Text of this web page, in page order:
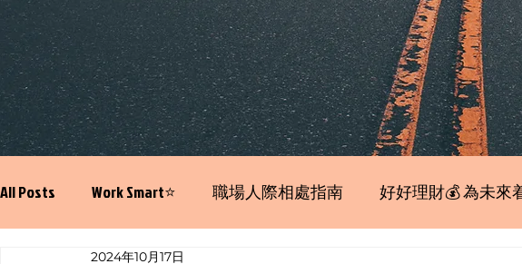
All Posts Work Smart⭐️ 職場人際相處指南 好好理財💰 為未來
2024年10月17日